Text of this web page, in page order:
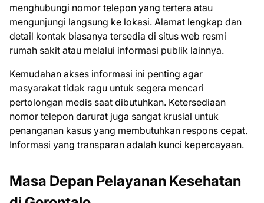
menghubungi nomor telepon yang tertera atau
mengunjungi langsung ke lokasi. Alamat lengkap dan
detail kontak biasanya tersedia di situs web resmi
rumah sakit atau melalui informasi publik lainnya.
Kemudahan akses informasi ini penting agar
masyarakat tidak ragu untuk segera mencari
pertolongan medis saat dibutuhkan. Ketersediaan
nomor telepon darurat juga sangat krusial untuk
penanganan kasus yang membutuhkan respons cepat.
Informasi yang transparan adalah kunci kepercayaan.
Masa Depan Pelayanan Kesehatan